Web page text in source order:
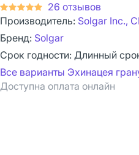
26 отзывов
Производитель: Solgar Inc.,
Бренд: Solgar
Срок годности: Длинный
Все варианты Эхинацея
Доступна оплата онлайн